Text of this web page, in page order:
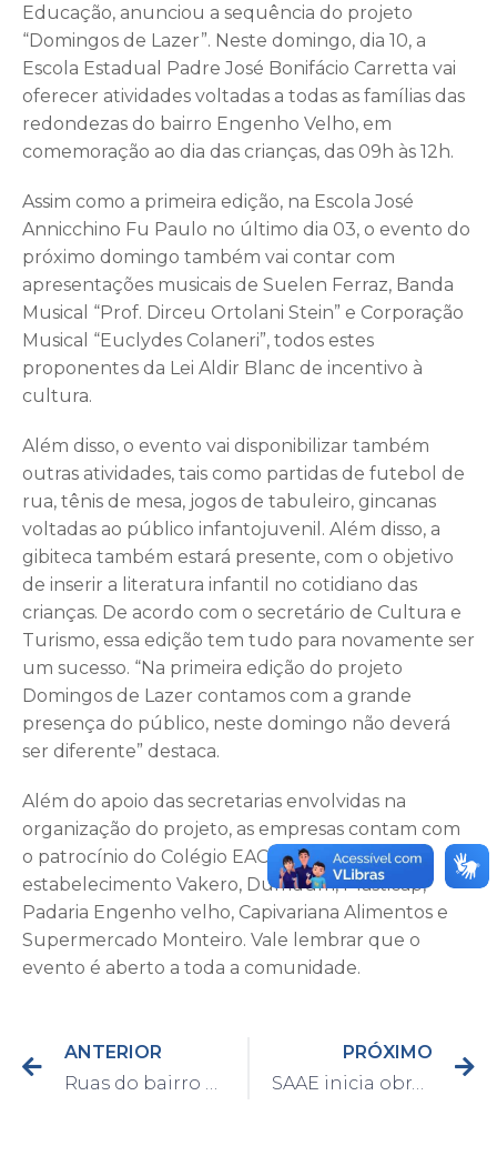
Educação, anunciou a sequência do projeto
“Domingos de Lazer”. Neste domingo, dia 10, a
Escola Estadual Padre José Bonifácio Carretta vai
oferecer atividades voltadas a todas as famílias das
redondezas do bairro Engenho Velho, em
comemoração ao dia das crianças, das 09h às 12h.
Assim como a primeira edição, na Escola José
Annicchino Fu Paulo no último dia 03, o evento do
próximo domingo também vai contar com
apresentações musicais de Suelen Ferraz, Banda
Musical “Prof. Dirceu Ortolani Stein” e Corporação
Musical “Euclydes Colaneri”, todos estes
proponentes da Lei Aldir Blanc de incentivo à
cultura.
Além disso, o evento vai disponibilizar também
outras atividades, tais como partidas de futebol de
rua, tênis de mesa, jogos de tabuleiro, gincanas
voltadas ao público infantojuvenil. Além disso, a
gibiteca também estará presente, com o objetivo
de inserir a literatura infantil no cotidiano das
crianças. De acordo com o secretário de Cultura e
Turismo, essa edição tem tudo para novamente ser
um sucesso. “Na primeira edição do projeto
Domingos de Lazer contamos com a grande
presença do público, neste domingo não deverá
ser diferente” destaca.
Além do apoio das secretarias envolvidas na
organização do projeto, as empresas contam com
o patrocínio do Colégio EAC, Rosi Garagem,
estabelecimento Vakero, Dumdum, Plasticap,
Padaria Engenho velho, Capivariana Alimentos e
Supermercado Monteiro. Vale lembrar que o
evento é aberto a toda a comunidade.
ANTERIOR
PRÓXIMO